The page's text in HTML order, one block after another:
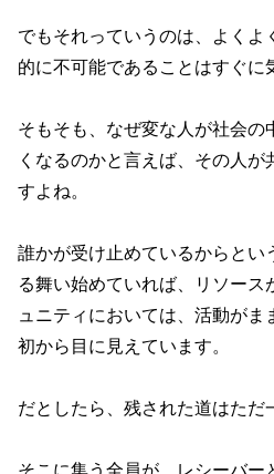
でもそれっていうのは、よくよ
的に不可能であることはすぐに
そもそも、なぜ変な人が社会の
くなるのかと言えば、その人
すよね。
誰かが受け止めているからとい
る舞い始めていれば、リソース
ュニティにおいては、活動が
初から目に見えています。
だとしたら、残された道はただ
そこに集う全員が、レシーバー